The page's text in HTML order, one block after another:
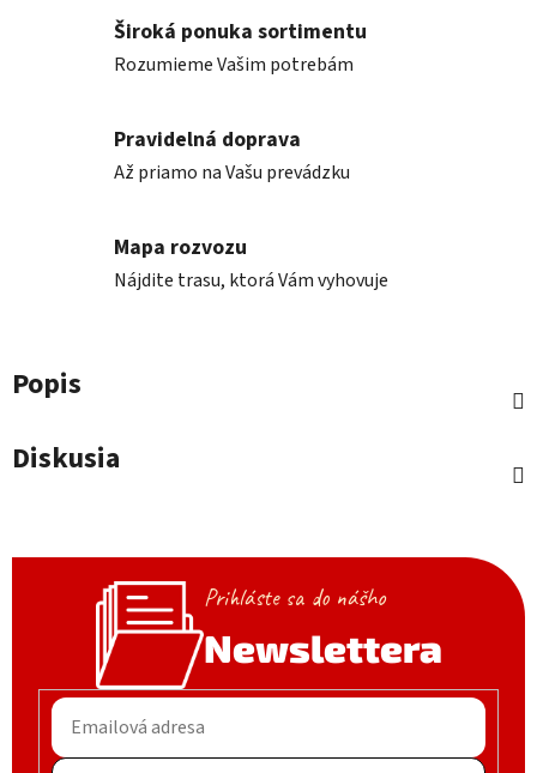
Široká ponuka sortimentu
Rozumieme Vašim potrebám
Pravidelná doprava
Až priamo na Vašu prevádzku
Mapa rozvozu
Nájdite trasu, ktorá Vám vyhovuje
Popis
Diskusia
Prihláste sa do nášho
Newslettera